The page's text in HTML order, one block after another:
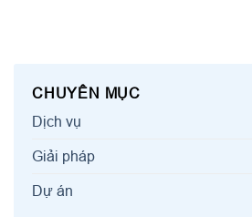
CHUYÊN MỤC
Dịch vụ
Giải pháp
Dự án